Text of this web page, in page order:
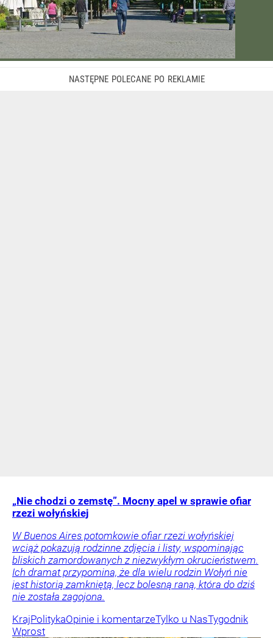
„Nie chodzi o zemstę”. Mocny apel w sprawie ofiar
rzezi wołyńskiej
W Buenos Aires potomkowie ofiar rzezi wołyńskiej
wciąż pokazują rodzinne zdjęcia i listy, wspominając
bliskich zamordowanych z niezwykłym okrucieństwem.
Ich dramat przypomina, że dla wielu rodzin Wołyń nie
jest historią zamkniętą, lecz bolesną raną, która do dziś
nie została zagojona.
KrajPolitykaOpinie i komentarzeTylko u NasTygodnik
Wprost